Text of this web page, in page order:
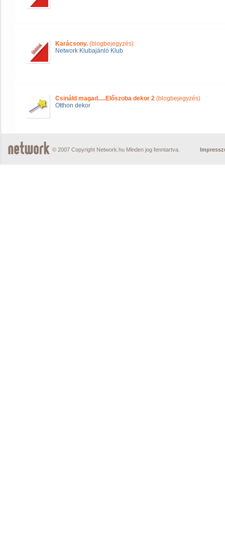
Karácsony. (blogbejegyzés)
Network Klubajánló Klub
Csináld magad.....Előszoba dekor 2 (blogbejegyzés)
Otthon dekor
© 2007 Copyright Network.hu Minden jog fenntartva.